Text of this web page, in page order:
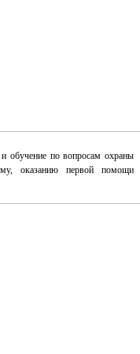
обучение по вопросам охраны
оказанию первой помощи